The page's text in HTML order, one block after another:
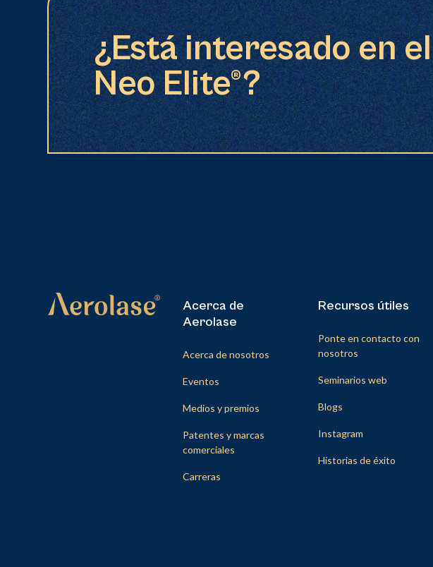
¿Está interesado en el
Neo Elite®?
Acerca de
Aerolase
Acerca de nosotros
Eventos
Medios y premios
Patentes y marcas
comerciales
Carreras
Recursos útiles
Ponte en contacto con
nosotros
Seminarios web
Blogs
Instagram
Historias de éxito